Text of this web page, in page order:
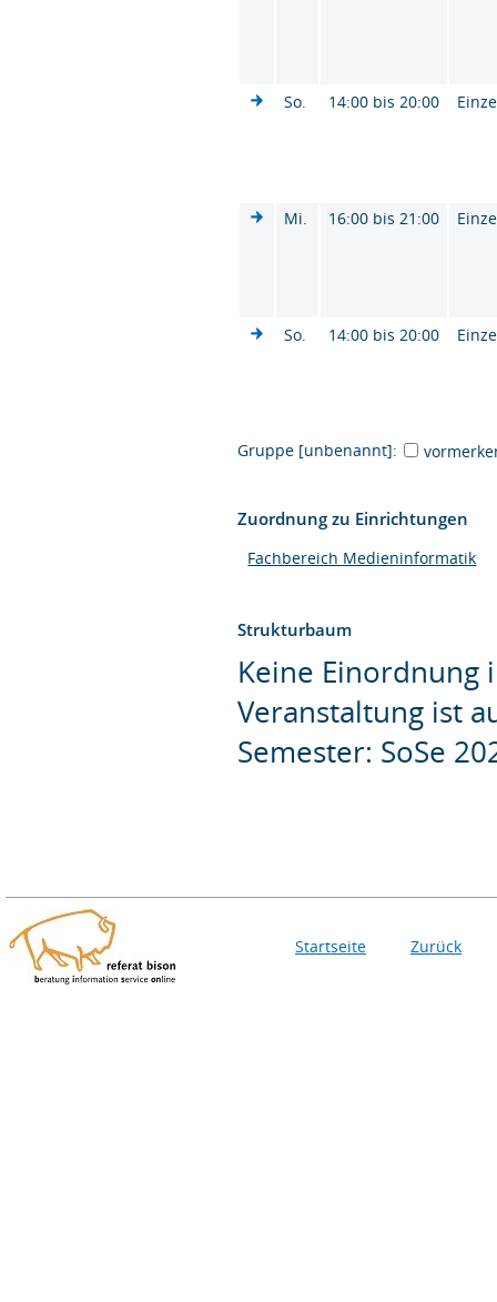
So. 14:00 bis 20:00
Mi. 16:00 bis 21:00
So. 14:00 bis 20:00
Gruppe [unbenannt]:
Zuordnung zu Einrichtungen
Fachbereich Medieninformatik
Strukturbaum
Keine Einordnung
Veranstaltung ist
Semester: SoSe
Startseite Zurück